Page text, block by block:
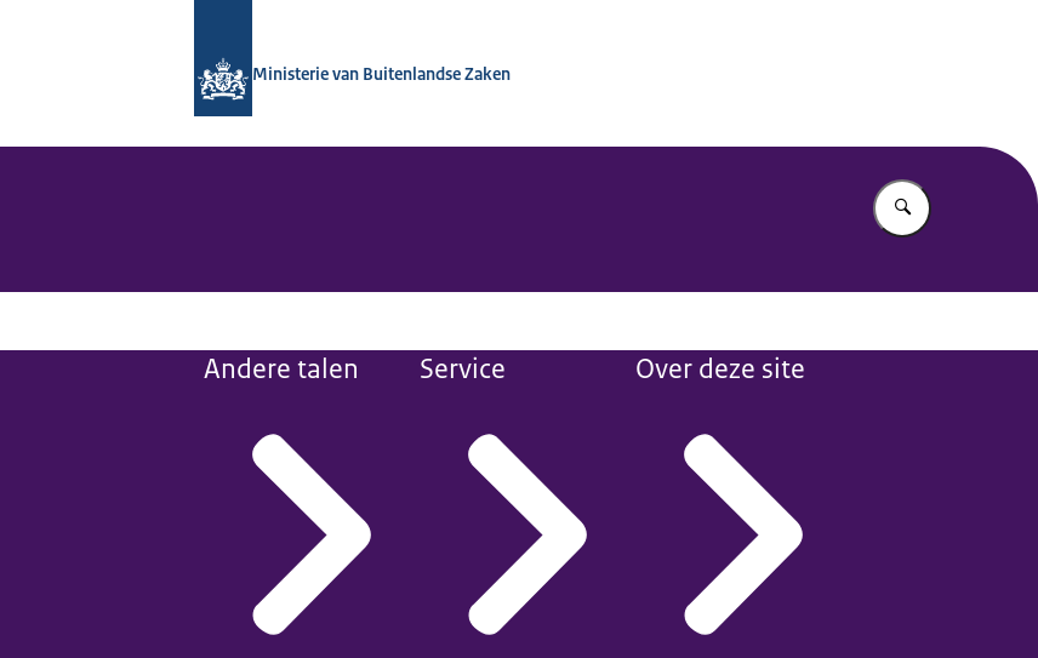
Ministerie van Buitenlandse Zaken
Vul in wat u
Andere talen Service Over deze site